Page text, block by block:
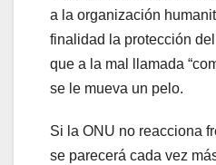
a la organización
finalidad la protección
que a la mal llamada
se le mueva un pelo.
Si la ONU no reacciona
se parecerá cada vez